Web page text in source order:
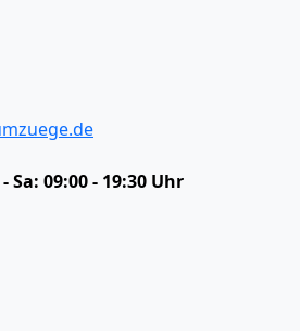
Sa: 09:00 - 19:30 Uhr